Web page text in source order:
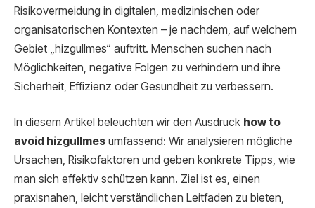
Risikovermeidung in digitalen, medizinischen oder
organisatorischen Kontexten – je nachdem, auf welchem
Gebiet „hizgullmes“ auftritt. Menschen suchen nach
Möglichkeiten, negative Folgen zu verhindern und ihre
Sicherheit, Effizienz oder Gesundheit zu verbessern.
In diesem Artikel beleuchten wir den Ausdruck how to
avoid hizgullmes umfassend: Wir analysieren mögliche
Ursachen, Risikofaktoren und geben konkrete Tipps, wie
man sich effektiv schützen kann. Ziel ist es, einen
praxisnahen, leicht verständlichen Leitfaden zu bieten,